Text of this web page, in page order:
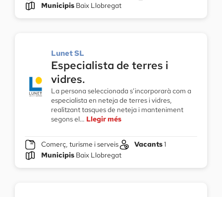
MunicipisBaix Llobregat
Lunet SL
Especialista de terres i
vidres.
La persona seleccionada s’incorporarà com a
especialista en neteja de terres i vidres,
realitzant tasques de neteja i manteniment
segons el… Llegir més
Comerç, turisme i serveis Vacants1
MunicipisBaix Llobregat